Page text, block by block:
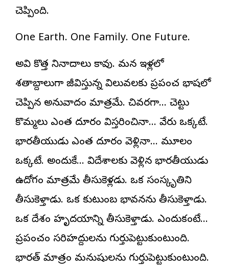
చెప్పింది.
One Earth. One Family. One Future.
అవి కొత్త నినాదాలు కావు. మన ఇళ్లలో
శతాబ్దాలుగా జీవిస్తున్న విలువలకు ప్రపంచ భాషలో
చెప్పిన అనువాదం మాత్రమే. చివరగా… చెట్టు
కొమ్మలు ఎంత దూరం విస్తరించినా… వేరు ఒక్కటే.
భారతీయుడు ఎంత దూరం వెళ్లినా… మూలం
ఒక్కటే. అందుకే… విదేశాలకు వెళ్లిన భారతీయుడు
ఉద్యోగం మాత్రమే తీసుకెళ్లడు. ఒక సంస్కృతిని
తీసుకెళ్తాడు. ఒక కుటుంబ భావనను తీసుకెళ్తాడు.
ఒక దేశం హృదయాన్ని తీసుకెళ్తాడు. ఎందుకంటే…
ప్రపంచం సరిహద్దులను గుర్తుపెట్టుకుంటుంది.
భారత్ మాత్రం మనుషులను గుర్తుపెట్టుకుంటుంది.